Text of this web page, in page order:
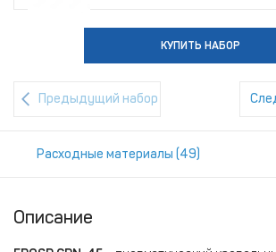
Предыдущий набор
КУПИТЬ НАБОР
Расходные материалы (49)
Описание